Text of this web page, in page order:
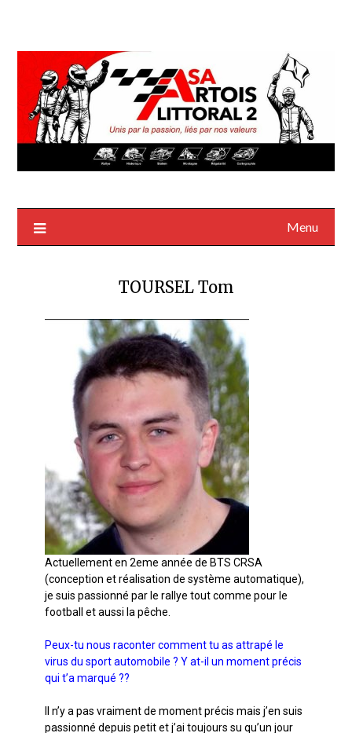
Menu
TOURSEL Tom
Actuellement en 2eme année de BTS CRSA
(conception et réalisation de système automatique),
je suis passionné par le rallye tout comme pour le
football et aussi la pêche.
Peux-tu nous raconter comment tu as attrapé le
virus du sport automobile ? Y at-il un moment précis
qui t’a marqué ??
Il n’y a pas vraiment de moment précis mais j’en suis
passionné depuis petit et j’ai toujours su qu’un jour